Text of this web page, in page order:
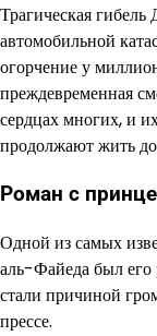
Трагическая
автомобильной
огорчение у
преждевременная
сердцах многих, и
продолжают жить
Роман с
Одной из самых
аль-Файеда был
стали причиной
прессе.